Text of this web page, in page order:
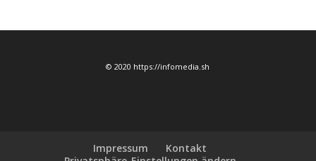
© 2020 https://infomedia.sh
Impressum
Kontakt